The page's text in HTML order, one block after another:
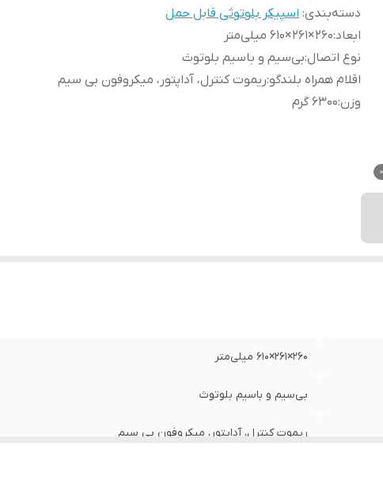
دسته‌بندی: اسپیکر بلوتوثی قابل حمل
ابعاد:۲۶۰×۲۶۱×۶۱۰ میلی‌متر
نوع اتصال:بی‌سیم و باسیم بلوتوث
اقلام همراه بلندگو:ریموت کنترل، آداپتور، میکروفون بی سیم
وزن:۶۳۰۰ گرم
۲۶۰×۲۶۱×۶۱۰ میلی‌متر
بی‌سیم و باسیم بلوتوث
ریموت کنترل، آداپتور، میکروفون بی سیم